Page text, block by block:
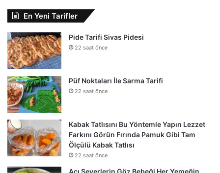
En Yeni Tarifler
Pide Tarifi Sivas Pidesi
22 saat önce
Püf Noktaları İle Sarma Tarifi
22 saat önce
Kabak Tatlısını Bu Yöntemle Yapın Lezzet
Farkını Görün Fırında Pamuk Gibi Tam
Ölçülü Kabak Tatlısı
22 saat önce
Acı Severlerin Göz Bebeği Her Yemeğin